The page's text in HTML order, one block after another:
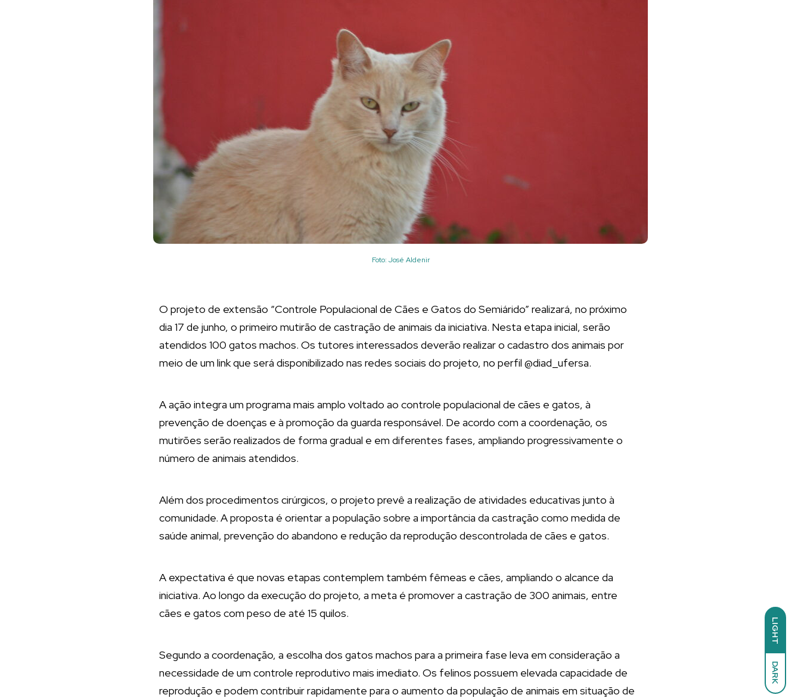
LIGHT
DARK
Foto: José Aldenir
O projeto de extensão “Controle Populacional de Cães e Gatos do Semiárido” realizará, no próximo
dia 17 de junho, o primeiro mutirão de castração de animais da iniciativa. Nesta etapa inicial, serão
atendidos 100 gatos machos. Os tutores interessados deverão realizar o cadastro dos animais por
meio de um link que será disponibilizado nas redes sociais do projeto, no perfil @diad_ufersa.
A ação integra um programa mais amplo voltado ao controle populacional de cães e gatos, à
prevenção de doenças e à promoção da guarda responsável. De acordo com a coordenação, os
mutirões serão realizados de forma gradual e em diferentes fases, ampliando progressivamente o
número de animais atendidos.
Além dos procedimentos cirúrgicos, o projeto prevê a realização de atividades educativas junto à
comunidade. A proposta é orientar a população sobre a importância da castração como medida de
saúde animal, prevenção do abandono e redução da reprodução descontrolada de cães e gatos.
A expectativa é que novas etapas contemplem também fêmeas e cães, ampliando o alcance da
iniciativa. Ao longo da execução do projeto, a meta é promover a castração de 300 animais, entre
cães e gatos com peso de até 15 quilos.
Segundo a coordenação, a escolha dos gatos machos para a primeira fase leva em consideração a
necessidade de um controle reprodutivo mais imediato. Os felinos possuem elevada capacidade de
reprodução e podem contribuir rapidamente para o aumento da população de animais em situação de